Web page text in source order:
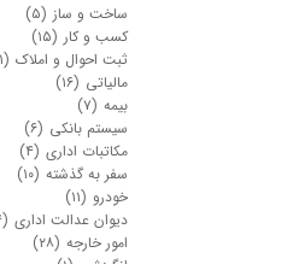
ساخت و ساز (۵)
کسب و کار (۱۵)
ثبت احوال و املاک (۱۱)
مالیاتی (۱۶)
بیمه (۷)
سیستم بانکی (۶)
مکاتبات اداری (۴)
سفر به گذشته (۱۰)
خودرو (۱۱)
دیوان عدالت اداری (۴)
امور خارجه (۲۸)